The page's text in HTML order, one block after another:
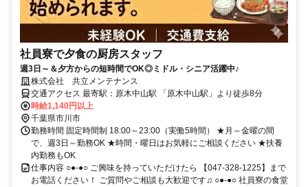
社員寮で夕食の厨房スタッフ
週3日～＆夕方からの短時間でOK◎ミドル・シニア活躍中♪
株式会社 共立メンテナンス
交通アクセス 最寄駅：原木中山駅 「原木中山駅」より徒歩8分
時給1,140円以上
千葉県市川市
勤務時間 固定時間制 18:00～23:00（実働5時間） ★月～金曜の間
で、週3日～勤務OK ★時間・曜日はお気軽にご相談ください ★扶養
内勤務もOK
仕事内容 ○●-●○ ご興味を持っていただけたら 【047-328-1225】まで
お電話ください！ ご質問やご相談も大歓迎です♫ ○●-●○ 社員寮の食堂